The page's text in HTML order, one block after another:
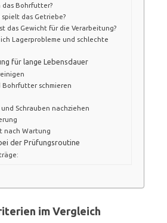
das Bohrfutter?
das Getriebe?
das Gewicht für die Verarbeitung?
Lagerprobleme und schlechte
für lange Lebensdauer
Bohrfutter schmieren
Schrauben nachziehen
nach Wartung
der Prüfungsroutine
im Vergleich